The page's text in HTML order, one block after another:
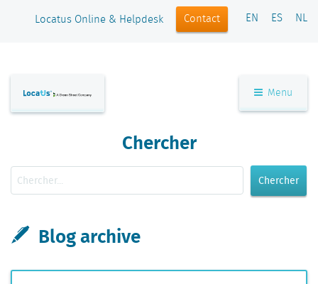
Locatus Online & Helpdesk Contact EN ES NL
Menu
Chercher
Chercher
Blog archive